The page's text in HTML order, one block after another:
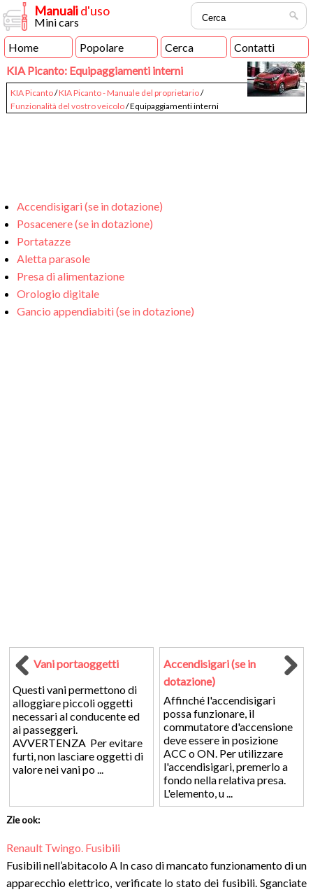
Manualid'uso
Mini cars
Home
Popolare Cerca
Contatti
KIA Picanto: Equipaggiamenti interni
KIA Picanto/KIA Picanto - Manuale del proprietario/
Funzionalità del vostro veicolo/ Equipaggiamenti interni
Accendisigari (se in dotazione)
Posacenere (se in dotazione)
Portatazze
Aletta parasole
Presa di alimentazione
Orologio digitale
Gancio appendiabiti (se in dotazione)
Vani portaoggetti
Questi vani permettono di
alloggiare piccoli oggetti
necessari al conducente ed
ai passeggeri.
AVVERTENZA Per evitare
furti, non lasciare oggetti di
valore nei vani po ...
Accendisigari (se in
dotazione)
Affinché l'accendisigari
possa funzionare, il
commutatore d'accensione
deve essere in posizione
ACC o ON. Per utilizzare
l'accendisigari, premerlo a
fondo nella relativa presa.
L'elemento, u ...
Zie ook:
Renault Twingo. Fusibili
Fusibili nell’abitacolo A In caso di mancato funzionamento di un
apparecchio elettrico, verificate lo stato dei fusibili. Sganciate